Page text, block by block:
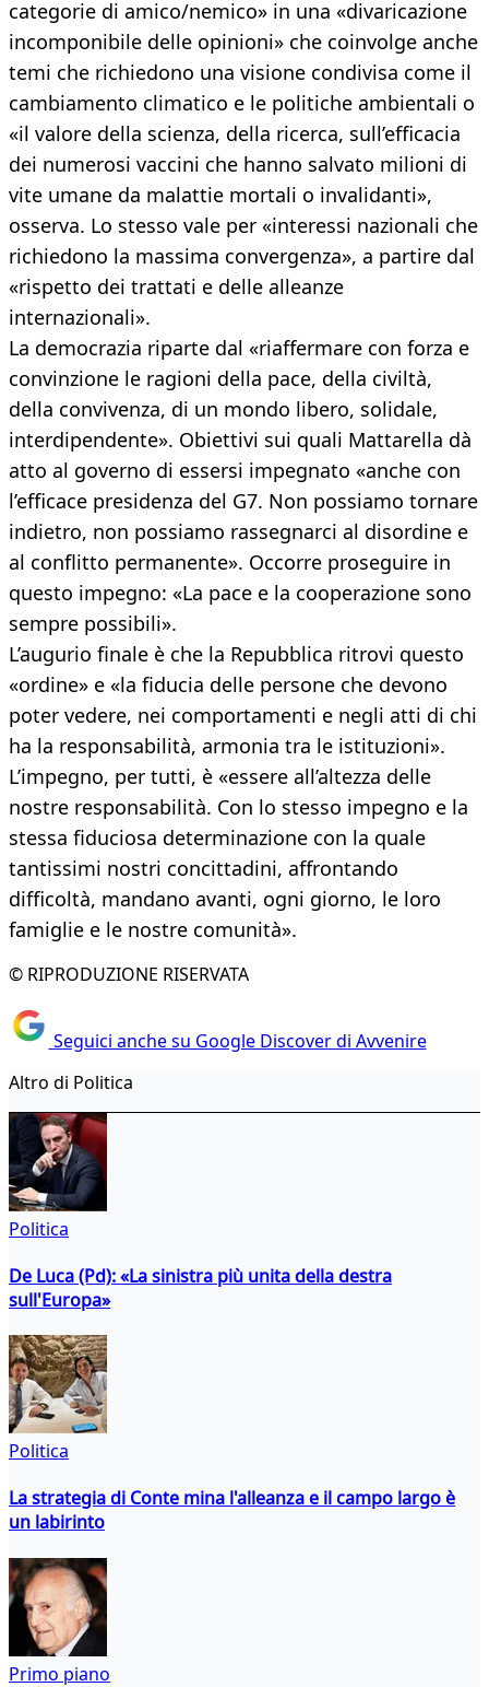
categorie di amico/nemico» in una «divaricazione
incomponibile delle opinioni» che coinvolge anche
temi che richiedono una visione condivisa come il
cambiamento climatico e le politiche ambientali o
«il valore della scienza, della ricerca, sull’efficacia
dei numerosi vaccini che hanno salvato milioni di
vite umane da malattie mortali o invalidanti»,
osserva. Lo stesso vale per «interessi nazionali che
richiedono la massima convergenza», a partire dal
«rispetto dei trattati e delle alleanze
internazionali».
La democrazia riparte dal «riaffermare con forza e
convinzione le ragioni della pace, della civiltà,
della convivenza, di un mondo libero, solidale,
interdipendente». Obiettivi sui quali Mattarella dà
atto al governo di essersi impegnato «anche con
l’efficace presidenza del G7. Non possiamo tornare
indietro, non possiamo rassegnarci al disordine e
al conflitto permanente». Occorre proseguire in
questo impegno: «La pace e la cooperazione sono
sempre possibili».
L’augurio finale è che la Repubblica ritrovi questo
«ordine» e «la fiducia delle persone che devono
poter vedere, nei comportamenti e negli atti di chi
ha la responsabilità, armonia tra le istituzioni».
L’impegno, per tutti, è «essere all’altezza delle
nostre responsabilità. Con lo stesso impegno e la
stessa fiduciosa determinazione con la quale
tantissimi nostri concittadini, affrontando
difficoltà, mandano avanti, ogni giorno, le loro
famiglie e le nostre comunità».
© RIPRODUZIONE RISERVATA
Seguici anche su Google Discover di Avvenire
Altro di Politica
Politica
De Luca (Pd): «La sinistra più unita della destra
sull'Europa»
Politica
La strategia di Conte mina l'alleanza e il campo largo è
un labirinto
Primo piano